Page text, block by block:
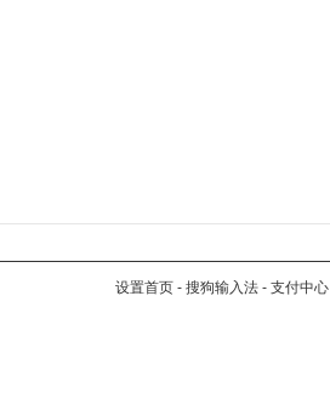
设置首页 - 搜狗输入法 - 支付中心